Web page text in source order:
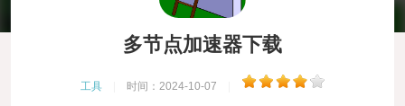
多节点加速器下载
工具 时间：2024-10-07